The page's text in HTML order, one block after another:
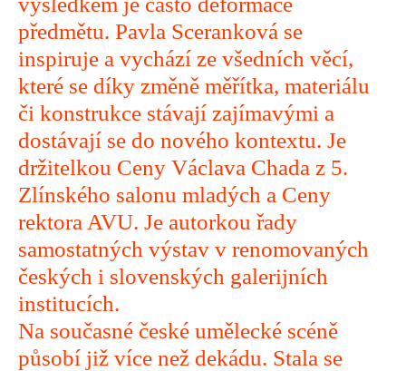
předmětu. Pavla Sceranková se
inspiruje a vychází ze všedních věcí,
které se díky změně měřítka, materiálu
či konstrukce stávají zajímavými a
dostávají se do nového kontextu. Je
držitelkou Ceny Václava Chada z 5.
Zlínského salonu mladých a Ceny
rektora AVU. Je autorkou řady
samostatných výstav v renomovaných
českých i slovenských galerijních
institucích.
Na současné české umělecké scéně
působí již více než dekádu. Stala se